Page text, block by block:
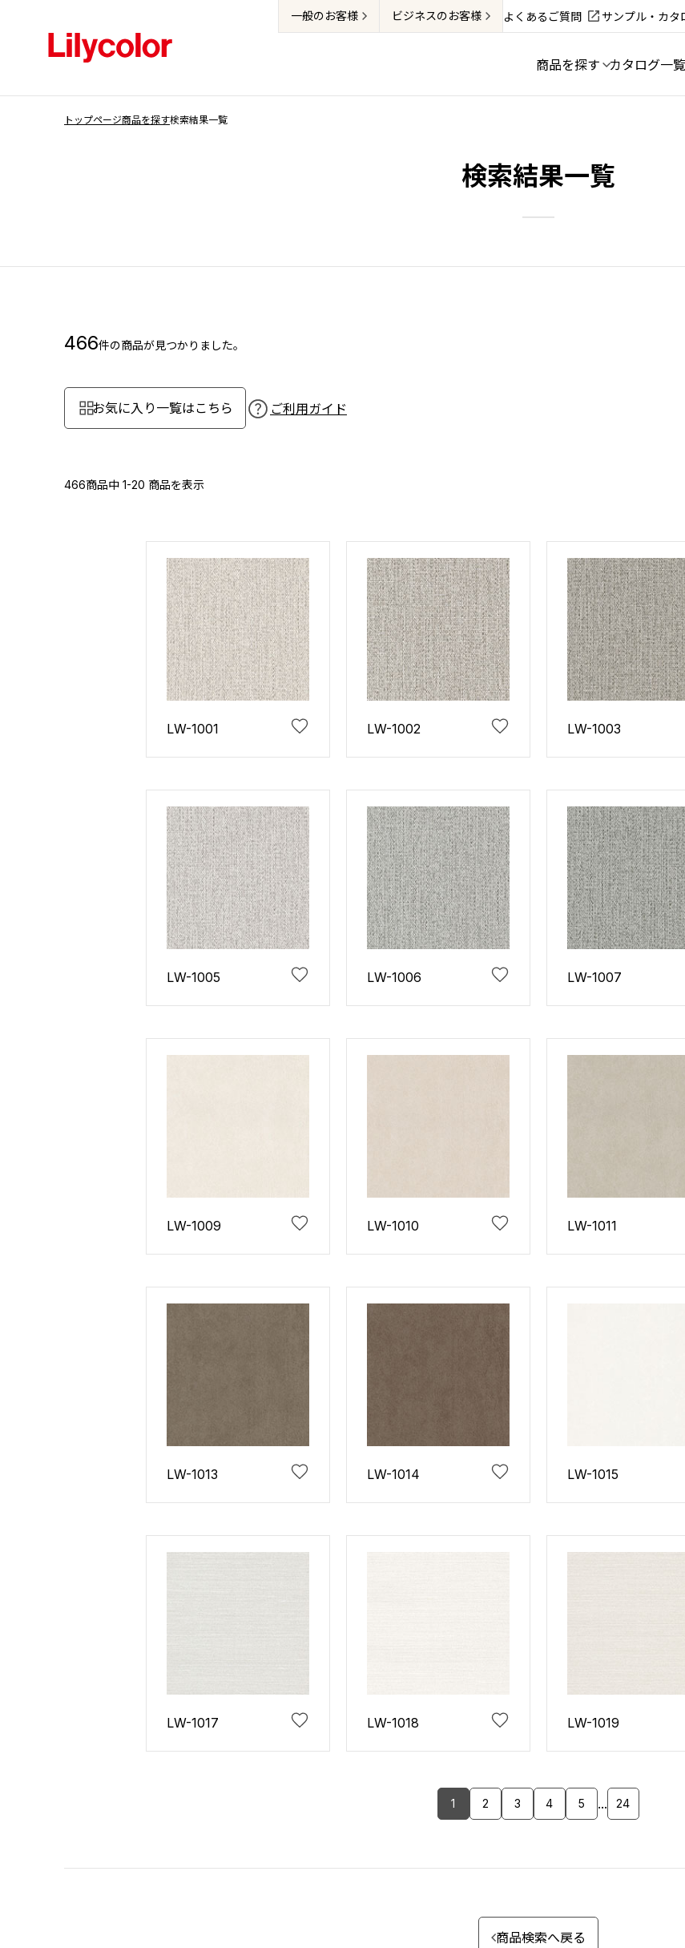
一般のお客様 ビジネスのお客様 よくあるご質問 サンプル・カタ
商品を探す カタログ一覧
トップページ商品を探す検索結果一覧
検索結果一覧
466件の商品が見つかりました。
お気に入り一覧はこちら ご利用ガイド
466商品中 1-20 商品を表示
LW-1001 LW-1002 LW-1003
LW-1005 LW-1006 LW-1007
LW-1009 LW-1010 LW-1011
LW-1013 LW-1014 LW-1015
LW-1017 LW-1018 LW-1019
1 2 3 4 5 ... 24
商品検索へ戻る